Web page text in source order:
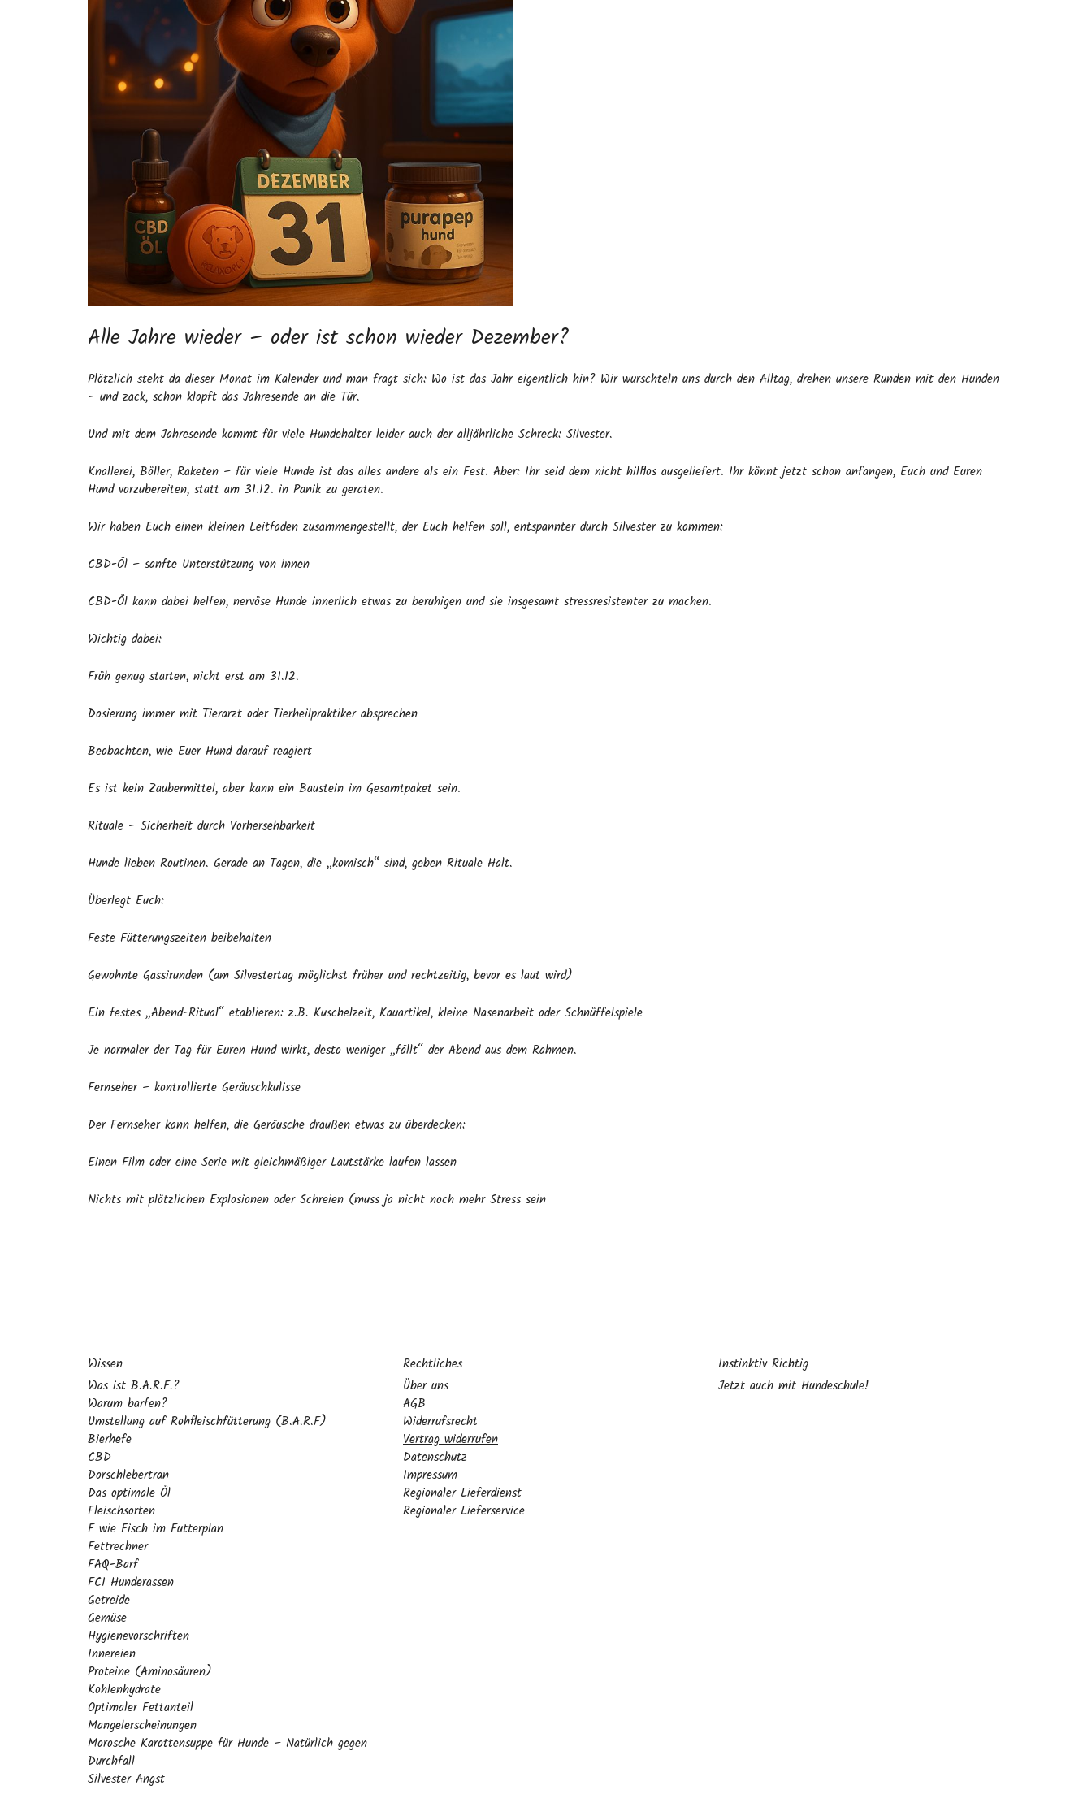
Alle Jahre wieder – oder ist schon wieder Dezember?
Plötzlich steht da dieser Monat im Kalender und man fragt sich: Wo ist das Jahr eigentlich hin? Wir wurschteln uns durch den Alltag, drehen unsere Runden mit den Hunden
– und zack, schon klopft das Jahresende an die Tür.
Und mit dem Jahresende kommt für viele Hundehalter leider auch der alljährliche Schreck: Silvester.
Knallerei, Böller, Raketen – für viele Hunde ist das alles andere als ein Fest. Aber: Ihr seid dem nicht hilflos ausgeliefert. Ihr könnt jetzt schon anfangen, Euch und Euren
Hund vorzubereiten, statt am 31.12. in Panik zu geraten.
Wir haben Euch einen kleinen Leitfaden zusammengestellt, der Euch helfen soll, entspannter durch Silvester zu kommen:
CBD-Öl – sanfte Unterstützung von innen
CBD-Öl kann dabei helfen, nervöse Hunde innerlich etwas zu beruhigen und sie insgesamt stressresistenter zu machen.
Wichtig dabei:
Früh genug starten, nicht erst am 31.12.
Dosierung immer mit Tierarzt oder Tierheilpraktiker absprechen
Beobachten, wie Euer Hund darauf reagiert
Es ist kein Zaubermittel, aber kann ein Baustein im Gesamtpaket sein.
Rituale – Sicherheit durch Vorhersehbarkeit
Hunde lieben Routinen. Gerade an Tagen, die „komisch“ sind, geben Rituale Halt.
Überlegt Euch:
Feste Fütterungszeiten beibehalten
Gewohnte Gassirunden (am Silvestertag möglichst früher und rechtzeitig, bevor es laut wird)
Ein festes „Abend-Ritual“ etablieren: z.B. Kuschelzeit, Kauartikel, kleine Nasenarbeit oder Schnüffelspiele
Je normaler der Tag für Euren Hund wirkt, desto weniger „fällt“ der Abend aus dem Rahmen.
Fernseher – kontrollierte Geräuschkulisse
Der Fernseher kann helfen, die Geräusche draußen etwas zu überdecken:
Einen Film oder eine Serie mit gleichmäßiger Lautstärke laufen lassen
Nichts mit plötzlichen Explosionen oder Schreien (muss ja nicht noch mehr Stress sein
Wissen
Was ist B.A.R.F.?
Warum barfen?
Umstellung auf Rohfleischfütterung (B.A.R.F)
Bierhefe
CBD
Dorschlebertran
Das optimale Öl
Fleischsorten
F wie Fisch im Futterplan
Fettrechner
FAQ-Barf
FCI Hunderassen
Getreide
Gemüse
Hygienevorschriften
Innereien
Proteine (Aminosäuren)
Kohlenhydrate
Optimaler Fettanteil
Mangelerscheinungen
Morosche Karottensuppe für Hunde – Natürlich gegen
Durchfall
Silvester Angst
Rechtliches
Über uns
AGB
Widerrufsrecht
Vertrag widerrufen
Datenschutz
Impressum
Regionaler Lieferdienst
Regionaler Lieferservice
Instinktiv Richtig
Jetzt auch mit Hundeschule!